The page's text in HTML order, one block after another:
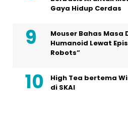
Gaya Hidup Cerdas
Mouser Bahas Masa
Humanoid Lewat
Robots”
High Tea bertema
di SKAI